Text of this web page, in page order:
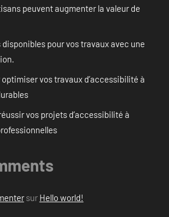
peuvent augmenter la valeur de
pour vos travaux avec une
vos travaux d’accessibilité à
vos projets d’accessibilité à
sur Hello world!